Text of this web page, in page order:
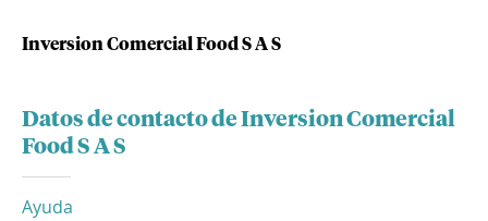
Inversion Comercial Food S A S
Datos de contacto de Inversion Comercial
Food S A S
Ayuda